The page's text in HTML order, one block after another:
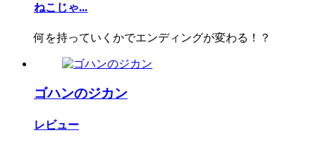
ねこじゃ...
何を持っていくかでエンディングが変わる！？
ゴハンのジカン
レビュー